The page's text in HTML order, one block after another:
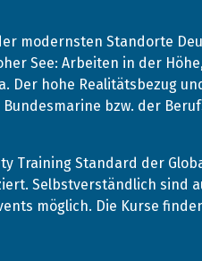
modernsten Standorte
See: Arbeiten in der
Der hohe Realitätsbezug
bzw. der
Training Standard der
Selbstverständlich sind
möglich. Die Kurse